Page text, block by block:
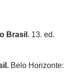
Brasil . 13. ed.
Belo Horizonte: